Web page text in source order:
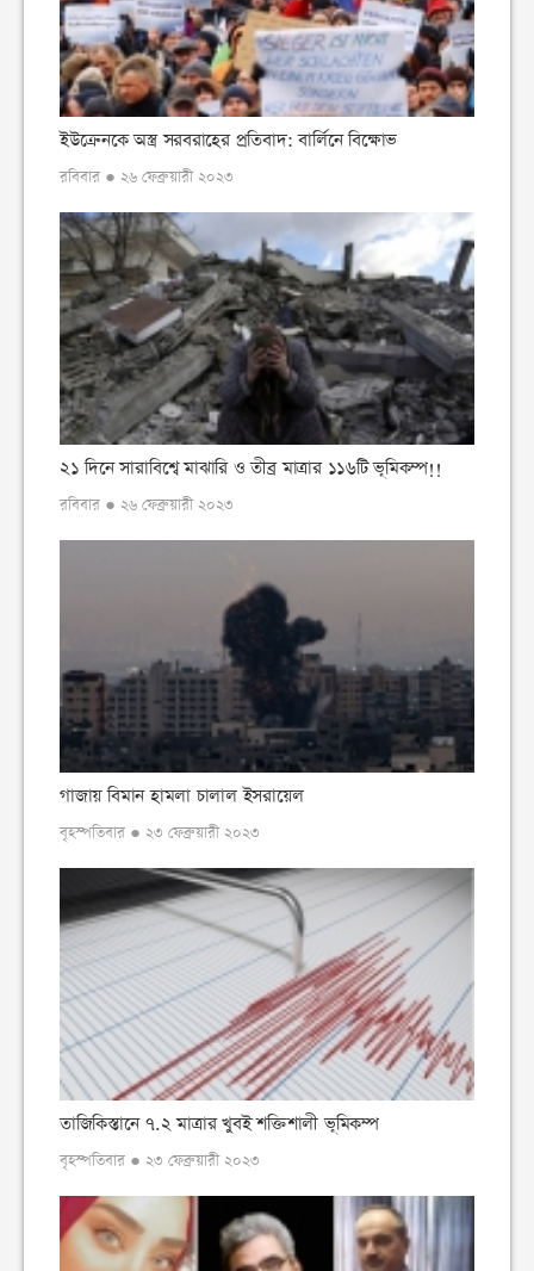
ইউক্রেনকে অস্ত্র সরবরাহের প্রতিবাদ: বার্লিনে বিক্ষোভ
রবিবার ● ২৬ ফেব্রুয়ারী ২০২৩
২১ দিনে সারাবিশ্বে মাঝারি ও তীব্র মাত্রার ১১৬টি ভূমিকম্প!!
রবিবার ● ২৬ ফেব্রুয়ারী ২০২৩
গাজায় বিমান হামলা চালাল ইসরায়েল
বৃহস্পতিবার ● ২৩ ফেব্রুয়ারী ২০২৩
তাজিকিস্তানে ৭.২ মাত্রার খুবই শক্তিশালী ভূমিকম্প
বৃহস্পতিবার ● ২৩ ফেব্রুয়ারী ২০২৩